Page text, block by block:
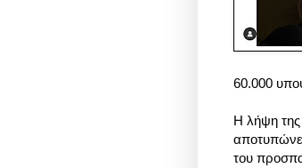
60.000
Η λήψη
του